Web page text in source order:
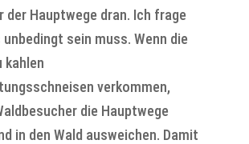
der Hauptwege dran. Ich frage
sein muss. Wenn die
kahlen
verkommen,
die Hauptwege
in den Wald ausweichen. Damit